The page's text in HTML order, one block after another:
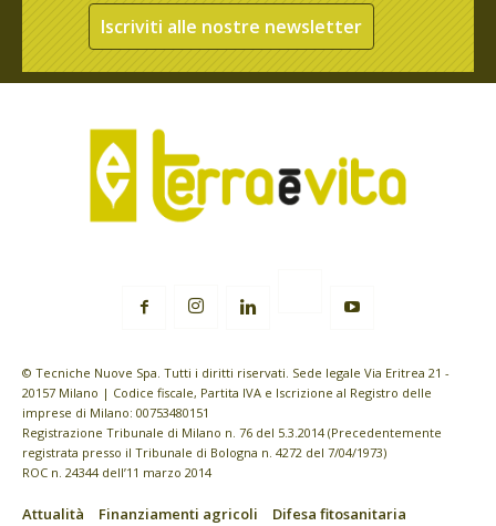
Iscriviti alle nostre newsletter
© Tecniche Nuove Spa. Tutti i diritti riservati. Sede legale Via Eritrea 21 -
20157 Milano | Codice fiscale, Partita IVA e Iscrizione al Registro delle
imprese di Milano: 00753480151
Registrazione Tribunale di Milano n. 76 del 5.3.2014 (Precedentemente
registrata presso il Tribunale di Bologna n. 4272 del 7/04/1973)
ROC n. 24344 dell’11 marzo 2014
Attualità Finanziamenti agricoli
Difesa fitosanitaria